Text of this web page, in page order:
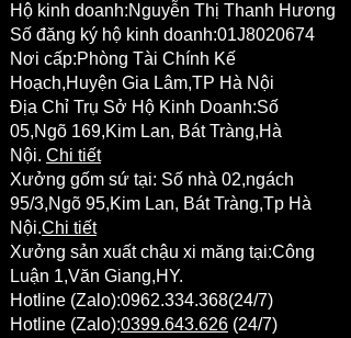
Hộ kinh doanh:Nguyễn Thị Thanh Hương
Số đăng ký hộ kinh doanh:01J8020674
Nơi cấp:Phòng Tài Chính Kế
Hoạch,Huyện Gia Lâm,TP Hà Nội
Địa Chỉ Trụ Sở Hộ Kinh Doanh:Số
05,Ngõ 169,Kim Lan, Bát Tràng,Hà
Nội. Chi tiết
Xưởng gốm sứ tại: Số nhà 02,ngách
95/3,Ngõ 95,Kim Lan, Bát Tràng,Tp Hà
Nội.Chi tiết
Xưởng sản xuất chậu xi măng tại:Công
Luận 1,Văn Giang,HY.
Hotline (Zalo):0962.334.368(24/7)
Hotline (Zalo):0399.643.626 (24/7)